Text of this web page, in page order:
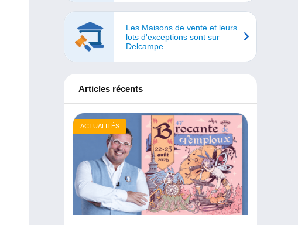
Les Maisons de vente et leurs
lots d'exceptions sont sur
Delcampe
Articles récents
ACTUALITÉS